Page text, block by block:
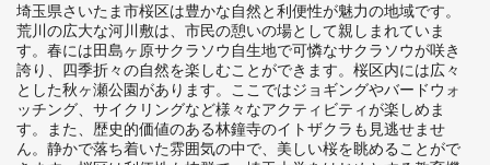
埼玉県さいたま市桜区は豊かな自然と利便性が魅力の地域です。
荒川の広大な河川敷は、市民の憩いの場として親しまれていま
す。春には田島ヶ原サクラソウ自生地で可憐なサクラソウが咲き
誇り、四季折々の自然を楽しむことができます。桜区内には広々
とした秋ヶ瀬公園があります。ここではジョギングやバードウォ
ッチング、サイクリングなど様々なアクティビティが楽しめま
す。また、歴史的価値のある林鐘寺のイトザクラも見逃せませ
ん。静かで落ち着いた雰囲気の中で、美しい桜を眺めることがで